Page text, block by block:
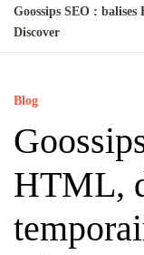
Goossips SEO :
Discover
Blog
HTML,